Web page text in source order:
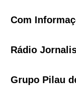
Com
Rádio
Grupo Pilau